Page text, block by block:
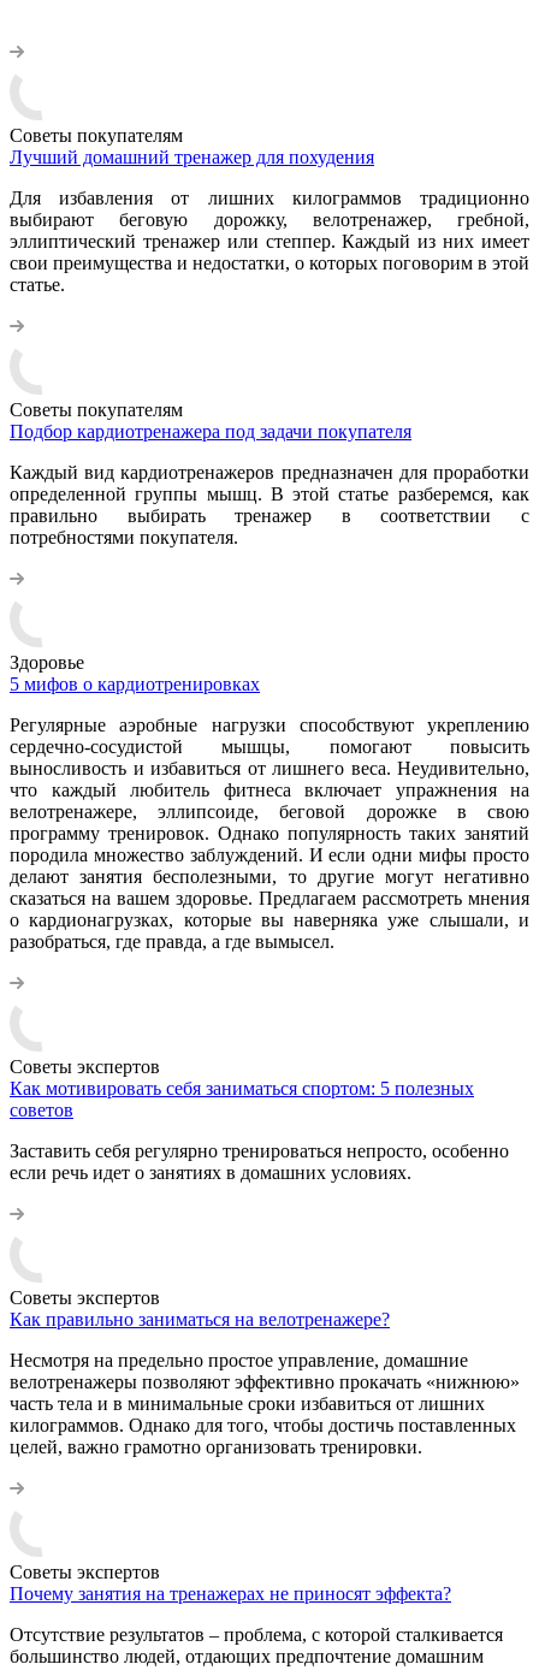
Советы покупателям
Лучший домашний тренажер для похудения
Для избавления от лишних килограммов традиционно
выбирают беговую дорожку, велотренажер, гребной,
эллиптический тренажер или степпер. Каждый из них имеет
свои преимущества и недостатки, о которых поговорим в этой
статье.
Советы покупателям
Подбор кардиотренажера под задачи покупателя
Каждый вид кардиотренажеров предназначен для проработки
определенной группы мышц. В этой статье разберемся, как
правильно выбирать тренажер в соответствии с
потребностями покупателя.
Здоровье
5 мифов о кардиотренировках
Регулярные аэробные нагрузки способствуют укреплению
сердечно-сосудистой мышцы, помогают повысить
выносливость и избавиться от лишнего веса. Неудивительно,
что каждый любитель фитнеса включает упражнения на
велотренажере, эллипсоиде, беговой дорожке в свою
программу тренировок. Однако популярность таких занятий
породила множество заблуждений. И если одни мифы просто
делают занятия бесполезными, то другие могут негативно
сказаться на вашем здоровье. Предлагаем рассмотреть мнения
о кардионагрузках, которые вы наверняка уже слышали, и
разобраться, где правда, а где вымысел.
Советы экспертов
Как мотивировать себя заниматься спортом: 5 полезных
советов
Заставить себя регулярно тренироваться непросто, особенно
если речь идет о занятиях в домашних условиях.
Советы экспертов
Как правильно заниматься на велотренажере?
Несмотря на предельно простое управление, домашние
велотренажеры позволяют эффективно прокачать «нижнюю»
часть тела и в минимальные сроки избавиться от лишних
килограммов. Однако для того, чтобы достичь поставленных
целей, важно грамотно организовать тренировки.
Советы экспертов
Почему занятия на тренажерах не приносят эффекта?
Отсутствие результатов – проблема, с которой сталкивается
большинство людей, отдающих предпочтение домашним